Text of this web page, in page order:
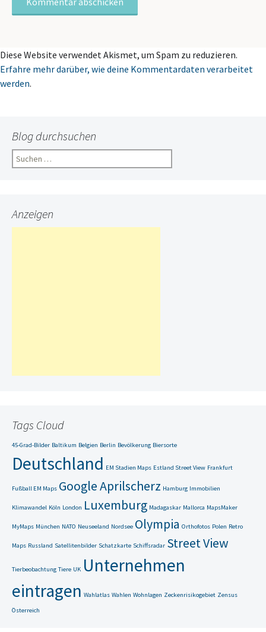
Diese Website verwendet Akismet, um Spam zu reduzieren.
Erfahre mehr darüber, wie deine Kommentardaten verarbeitet
werden.
Blog durchsuchen
Suchen
nach:
Anzeigen
Tags Cloud
45-Grad-Bilder Baltikum Belgien Berlin Bevölkerung Biersorte
Deutschland EM Stadien Maps Estland Street View Frankfurt
Fußball EM Maps Google Aprilscherz Hamburg Immobilien
Klimawandel Köln London Luxemburg Madagaskar Mallorca MapsMaker
MyMaps München NATO Neuseeland Nordsee Olympia Orthofotos Polen Retro
Maps Russland Satellitenbilder Schatzkarte Schiffsradar Street View
Tierbeobachtung Tiere UK Unternehmen
eintragen Wahlatlas Wahlen Wohnlagen Zeckenrisikogebiet Zensus
Österreich